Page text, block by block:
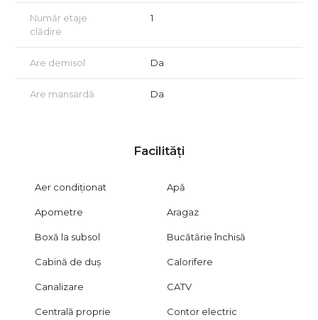
Număr etaje
clădire
1
Are demisol Da
Are mansardă Da
Facilități
Aer condiționat Apă
Apometre Aragaz
Boxă la subsol Bucătărie închisă
Cabină de duș Calorifere
Canalizare CATV
Centrală proprie Contor electric